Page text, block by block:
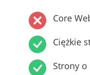
Core
Ciężkie
Strony o